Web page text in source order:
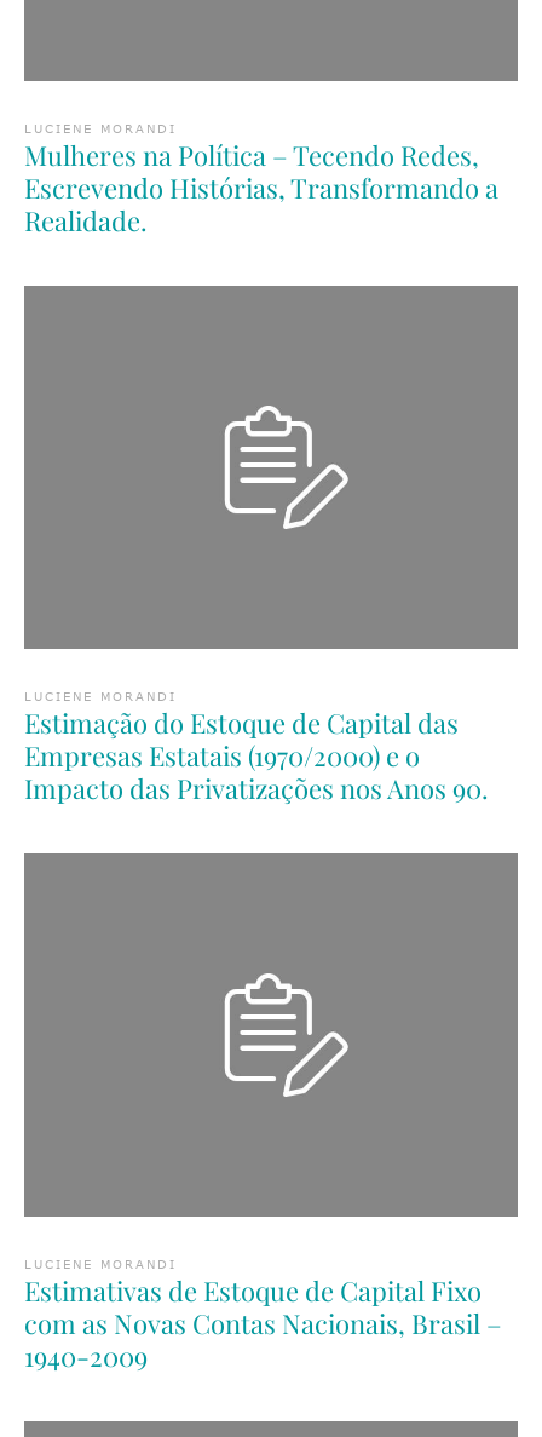
LUCIENE MORANDI
Mulheres na Política – Tecendo Redes,
Escrevendo Histórias, Transformando a
Realidade.
LUCIENE MORANDI
Estimação do Estoque de Capital das
Empresas Estatais (1970/2000) e o
Impacto das Privatizações nos Anos 90.
LUCIENE MORANDI
Estimativas de Estoque de Capital Fixo
com as Novas Contas Nacionais, Brasil –
1940-2009